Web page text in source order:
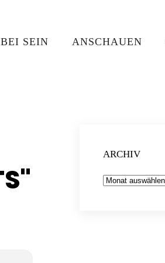
SEIN ANSCHAUEN
ARCHIV
Archiv